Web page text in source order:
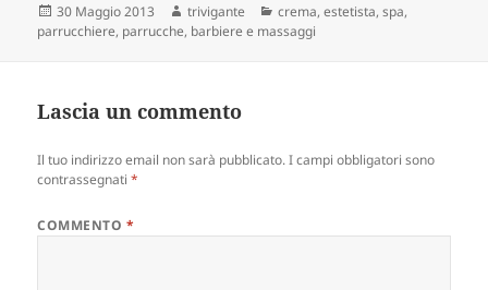
Scritto
il
30 Maggio 2013 Autore
trivigante Categorie
crema,estetista, spa,
parrucchiere, parrucche, barbiere e massaggi
Lascia un commento
Il tuo indirizzo email non sarà pubblicato. I campi obbligatori sono
contrassegnati*
COMMENTO *